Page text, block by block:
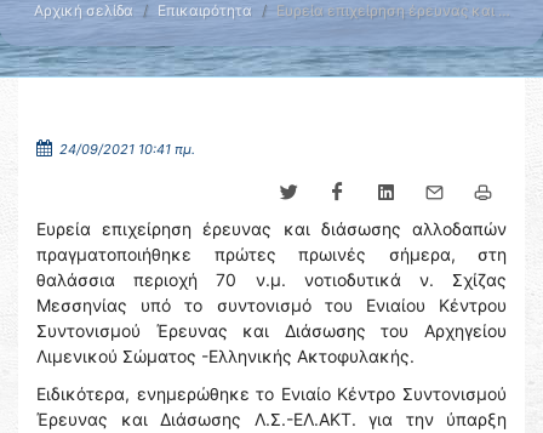
Αρχική σελίδα Επικαιρότητα Ευρεία επιχείρηση έρευνας και …
24/09/2021 10:41 πμ.
Ευρεία επιχείρηση έρευνας και διάσωσης αλλοδαπών
πραγματοποιήθηκε πρώτες πρωινές σήμερα, στη
θαλάσσια περιοχή 70 ν.μ. νοτιοδυτικά ν. Σχίζας
Μεσσηνίας υπό το συντονισμό του Ενιαίου Κέντρου
Συντονισμού Έρευνας και Διάσωσης του Αρχηγείου
Λιμενικού Σώματος -Ελληνικής Ακτοφυλακής.
Ειδικότερα, ενημερώθηκε το Ενιαίο Κέντρο Συντονισμού
Έρευνας και Διάσωσης Λ.Σ.-ΕΛ.ΑΚΤ. για την ύπαρξη